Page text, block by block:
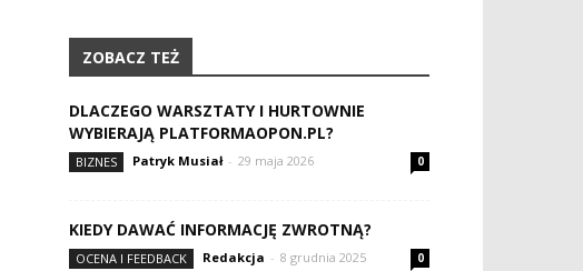
ZOBACZ TEŻ
DLACZEGO WARSZTATY I HURTOWNIE
WYBIERAJĄ PLATFORMAOPON.PL?
BIZNES Patryk Musiał - 29 maja 2026 0
KIEDY DAWAĆ INFORMACJĘ ZWROTNĄ?
OCENA I FEEDBACK Redakcja - 8 grudnia 2025 0